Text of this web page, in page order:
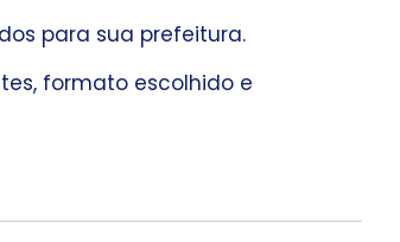
para sua prefeitura.
formato escolhido e